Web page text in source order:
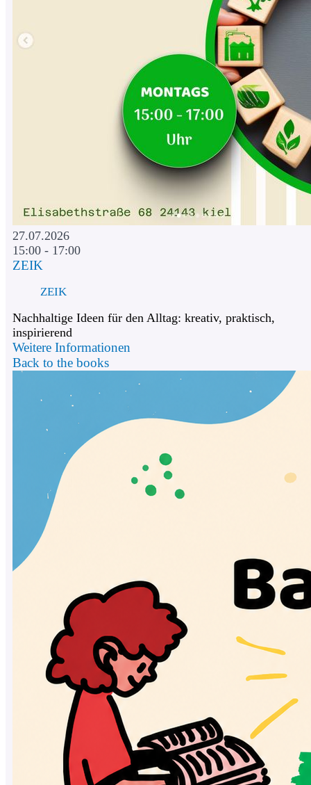
27.07.2026
15:00 - 17:00
ZEIK
ZEIK
Nachhaltige Ideen für den Alltag: kreativ, praktisch,
inspirierend
Weitere Informationen
Back to the books